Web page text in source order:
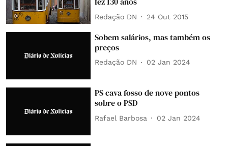
Redação DN 24 Out 2015
Sobem salários, mas também os
preços
Redação DN 02 Jan 2024
PS cava fosso de nove pontos
sobre o PSD
Rafael Barbosa 02 Jan 2024